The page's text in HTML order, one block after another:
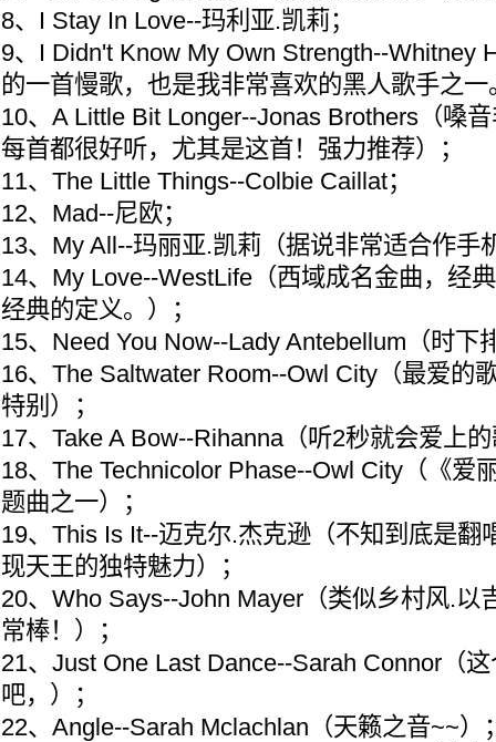
8、I Stay In Love--玛利亚.凯莉；
9、I Didn't Know My Own Strength--Whitney
的一首慢歌，也是我非常喜欢的黑人歌手之一
10、A Little Bit Longer--Jonas Brothers（嗓
每首都很好听，尤其是这首！强力推荐）；
11、The Little Things--Colbie Caillat；
12、Mad--尼欧；
13、My All--玛丽亚.凯莉（据说非常适合作手
14、My Love--WestLife（西域成名金曲，经
经典的定义。）；
15、Need You Now--Lady Antebellum（时下
16、The Saltwater Room--Owl City（最爱的
特别）；
17、Take A Bow--Rihanna（听2秒就会爱上
18、The Technicolor Phase--Owl City（《爱
题曲之一）；
19、This Is It--迈克尔.杰克逊（不知到底是翻
现天王的独特魅力）；
20、Who Says--John Mayer（类似乡村风.以
常棒！）；
21、Just One Last Dance--Sarah Connor（
吧，）；
22、Angle--Sarah Mclachlan（天籁之音~~）